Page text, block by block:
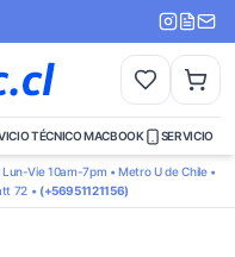
TÉCNICO MACBOOK SERVICIO
Vie 10am-7pm • Metro U de Chile •
72 • (+56951121156)